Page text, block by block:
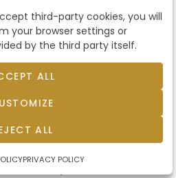
third-party cookies, you will
your browser settings or
by the third party itself.
ALL
ALL
PRIVACY POLICY